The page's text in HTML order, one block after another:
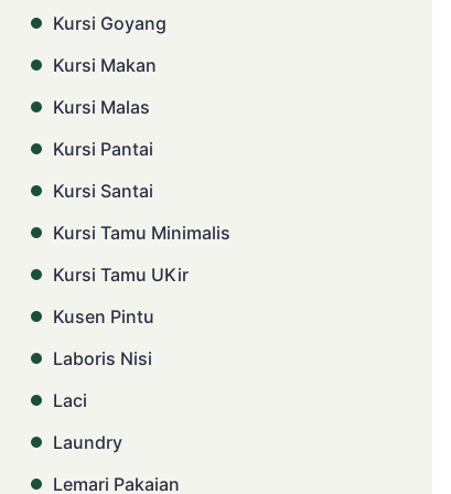
Kursi Goyang
Kursi Makan
Kursi Malas
Kursi Pantai
Kursi Santai
Kursi Tamu Minimalis
Kursi Tamu UKir
Kusen Pintu
Laboris Nisi
Laci
Laundry
Lemari Pakaian